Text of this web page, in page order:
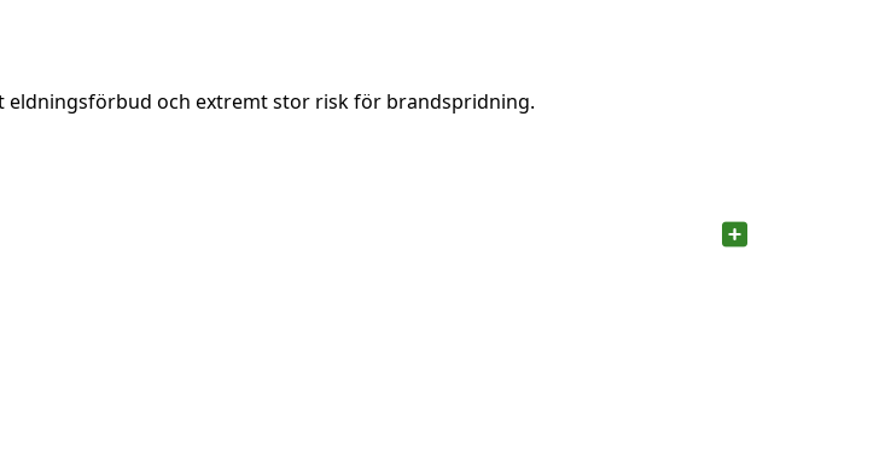
eldningsförbud och extremt stor risk för brandspridning.